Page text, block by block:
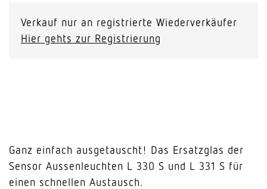
330
Verkauf nur an registrierte Wiederverkäufer
Hier gehts zur Registrierung
Ganz einfach ausgetauscht! Das Ersatzglas der
Sensor Aussenleuchten L 330 S und L 331 S für
einen schnellen Austausch.